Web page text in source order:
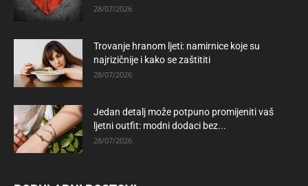
28/07/2026
Trovanje hranom ljeti: namirnice koje su
najrizičnije i kako se zaštititi
28/07/2026
Jedan detalj može potpuno promijeniti vaš
ljetni outfit: modni dodaci bez...
28/07/2026